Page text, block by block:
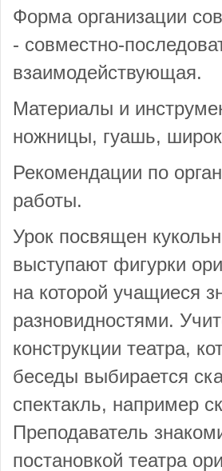
Форма организации
- совместно-
взаимодействующая.
Материалы и
ножницы, гуашь,
Рекомендации по
работы.
Урок посвящен
выступают фигурки
на которой учащиеся
разновидностями.
конструкции театра,
беседы выбирается
спектакль, например
Преподаватель
постановкой театра